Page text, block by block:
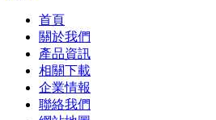
首頁
關於我們
產品資訊
相關下載
企業情報
聯絡我們